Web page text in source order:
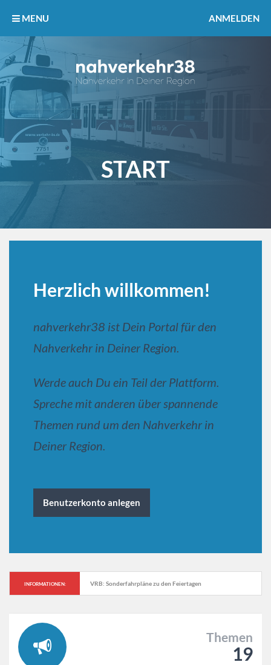
MENU ANMELDEN
START
Herzlich willkommen!
nahverkehr38 ist Dein Portal für den
Nahverkehr in Deiner Region.
Werde auch Du ein Teil der Plattform.
Spreche mit anderen über spannende
Themen rund um den Nahverkehr in
Deiner Region.
Benutzerkonto anlegen
INFORMATIONEN:
Landkreis Helmstedt entfällt
Themen
19